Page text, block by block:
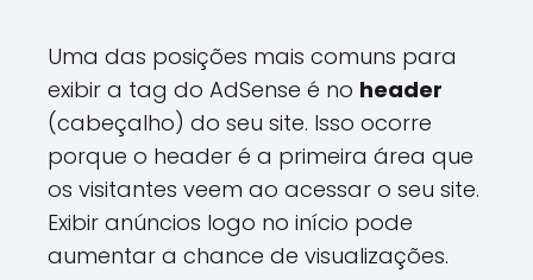
Uma das posições mais comuns para
exibir a tag do AdSense é no header
(cabeçalho) do seu site. Isso ocorre
porque o header é a primeira área que
os visitantes veem ao acessar o seu site.
Exibir anúncios logo no início pode
aumentar a chance de visualizações.